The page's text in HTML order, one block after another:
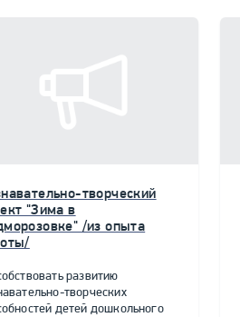
творческий
"Зима в
/из опыта
развитию
творческих
детей дошкольного